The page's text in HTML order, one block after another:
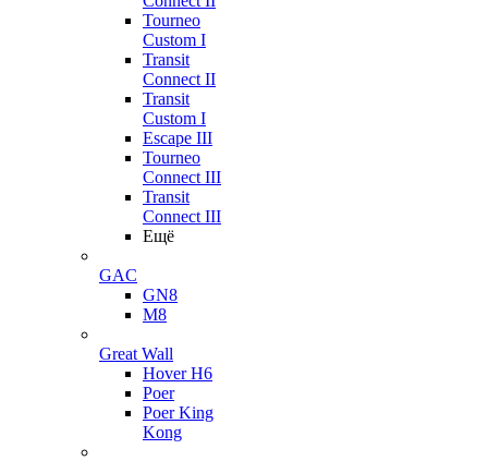
Tourneo
Custom I
Transit
Connect II
Transit
Custom I
Escape III
Tourneo
Connect III
Transit
Connect III
Ещё
GAC
GN8
M8
Great Wall
Hover H6
Poer
Poer King
Kong